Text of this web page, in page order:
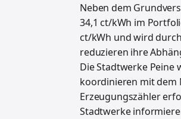
Neben dem
34,1 ct/kWh im
ct/kWh und wird
reduzieren ihre
Die Stadtwerke Peine
koordinieren mit dem
Erzeugungszähler
Stadtwerke